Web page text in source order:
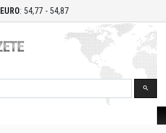
EURO: 54,77 - 54,87